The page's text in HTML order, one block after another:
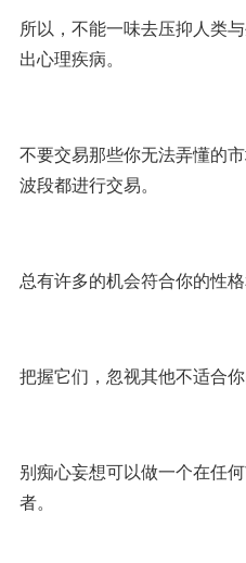
所以，不能一味去压抑人类
出心理疾病。
不要交易那些你无法弄懂的
波段都进行交易。
总有许多的机会符合你的性
把握它们，忽视其他不适合你
别痴心妄想可以做一个在任
者。